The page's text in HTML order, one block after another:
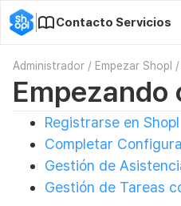
Contacto Servicios
Administrador / Empezar Shopl /
Empezando
Registrarse en Shopl
Completar
Gestión de
Gestión de Tareas